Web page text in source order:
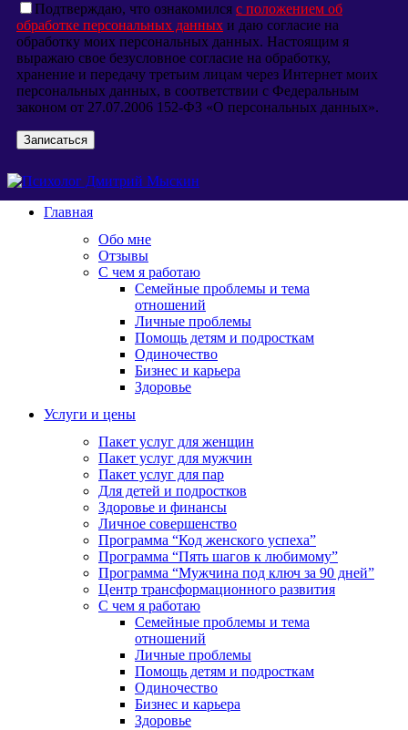
Подтверждаю, что ознакомился с положением об
обработке персональных данных и даю согласие на
обработку моих персональных данных. Настоящим я
выражаю свое безусловное согласие на обработку,
хранение и передачу третьим лицам через Интернет моих
персональных данных, в соответствии с Федеральным
законом от 27.07.2006 152-ФЗ «О персональных данных».
Главная
Обо мне
Отзывы
С чем я работаю
Семейные проблемы и тема
отношений
Личные проблемы
Помощь детям и подросткам
Одиночество
Бизнес и карьера
Здоровье
Услуги и цены
Пакет услуг для женщин
Пакет услуг для мужчин
Пакет услуг для пар
Для детей и подростков
Здоровье и финансы
Личное совершенство
Программа “Код женского успеха”
Программа “Пять шагов к любимому”
Программа “Мужчина под ключ за 90 дней”
Центр трансформационного развития
С чем я работаю
Семейные проблемы и тема
отношений
Личные проблемы
Помощь детям и подросткам
Одиночество
Бизнес и карьера
Здоровье